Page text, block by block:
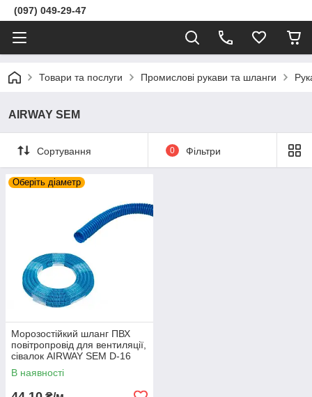
(097) 049-29-47
Товари та послуги Промислові рукави та шланги
AIRWAY SEM
Сортування 0 Фільтри
Оберіть діаметр
Морозостійкий шланг ПВХ
повітропровід для вентиляції,
сівалок AIRWAY SEM D-16
В наявності